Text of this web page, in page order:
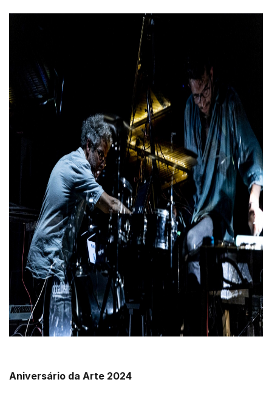
Aniversário da Arte 2024